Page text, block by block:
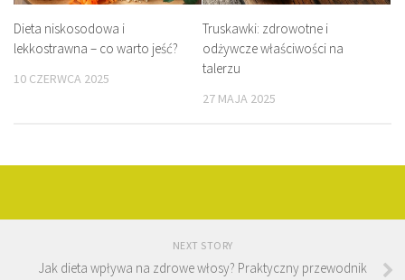
Dieta niskosodowa i
lekkostrawna – co warto jeść?
10 CZERWCA 2025
Truskawki: zdrowotne i
odżywcze właściwości na
talerzu
27 MAJA 2025
NEXT STORY
Jak dieta wpływa na zdrowe włosy? Praktyczny przewodnik